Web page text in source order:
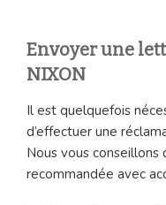
Envoyer une
NIXON
Il est quelquefois
d’effectuer une
Nous vous conseillons
recommandée avec